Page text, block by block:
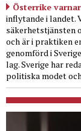
Österrike
inflytande i landet.
säkerhetstjänsten
och är i praktiken
genomförd i
lag. Sverige har
politiska modet